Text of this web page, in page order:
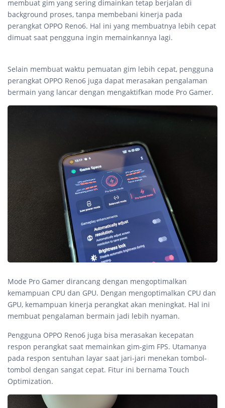
membuat gim yang sering dimainkan tetap berjalan di
background proses, tanpa membebani kinerja pada
perangkat OPPO Reno6. Hal ini yang membuatnya lebih cepat
dimuat saat pengguna ingin memainkannya lagi.
Selain membuat waktu pemuatan gim lebih cepat, pengguna
perangkat OPPO Reno6 juga dapat merasakan pengalaman
bermain yang lancar dengan mengaktifkan mode Pro Gamer.
Mode Pro Gamer dirancang dengan mengoptimalkan
kemampuan CPU dan GPU. Dengan mengoptimalkan CPU dan
GPU, kemampuan kinerja perangkat akan meningkat. Hal ini
membuat pengalaman bermain jadi lebih nyaman.
Pengguna OPPO Reno6 juga bisa merasakan kecepatan
respon perangkat saat memainkan gim-gim FPS. Utamanya
pada respon sentuhan layar saat jari-jari menekan tombol-
tombol dengan sangat cepat. Fitur ini bernama Touch
Optimization.